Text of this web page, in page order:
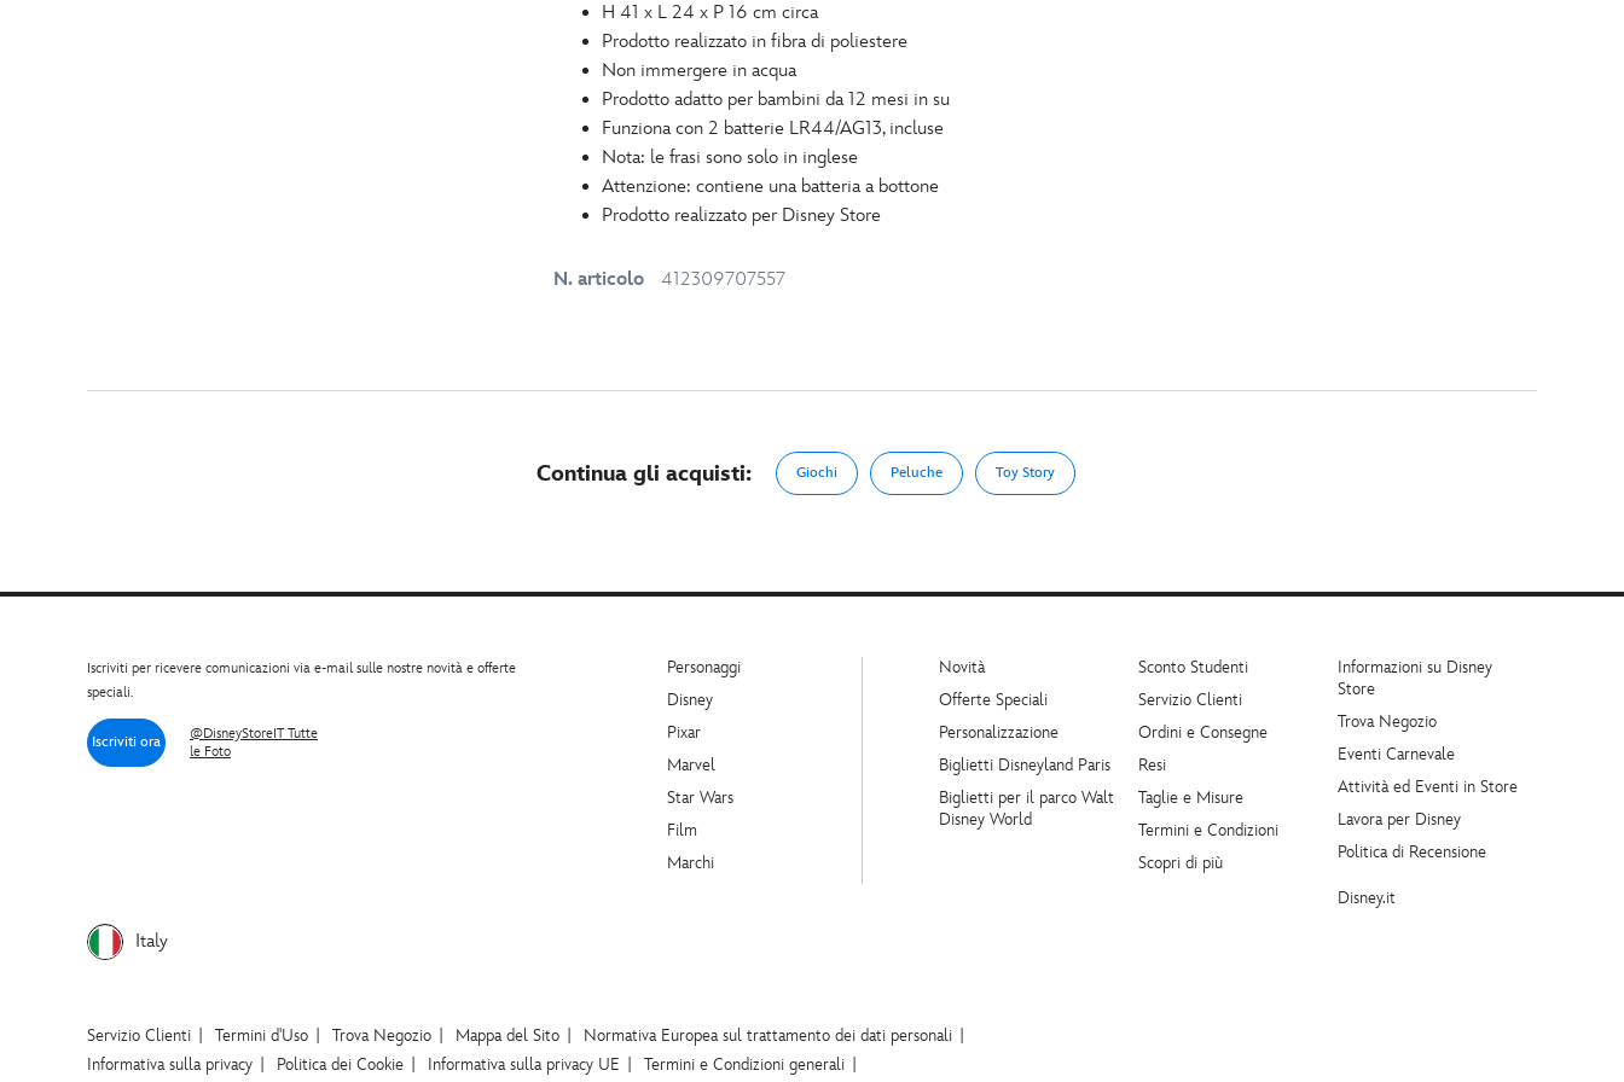
H 41 x L 24 x P 16 cm circa
Prodotto realizzato in fibra di poliestere
Non immergere in acqua
Prodotto adatto per bambini da 12 mesi in su
Funziona con 2 batterie LR44/AG13, incluse
Nota: le frasi sono solo in inglese
Attenzione: contiene una batteria a bottone
Prodotto realizzato per Disney Store
N. articolo 412309707557
Continua gli acquisti: Giochi Peluche Toy Story
Iscriviti per ricevere comunicazioni via e-mail sulle nostre novità e offerte
speciali.
Iscriviti ora
@DisneyStoreIT Tutte
le Foto
Italy
Personaggi
Disney
Pixar
Marvel
Star Wars
Film
Marchi
Novità
Offerte Speciali
Personalizzazione
Biglietti Disneyland Paris
Biglietti per il parco Walt
Disney World
Sconto Studenti
Servizio Clienti
Ordini e Consegne
Resi
Taglie e Misure
Termini e Condizioni
Scopri di più
Informazioni su Disney
Store
Trova Negozio
Eventi Carnevale
Attività ed Eventi in Store
Lavora per Disney
Politica di Recensione
Disney.it
Servizio Clienti Termini d'Uso Trova Negozio Mappa del Sito
Normativa Europea sul trattamento dei dati personali
Informativa sulla privacy
Politica dei Cookie Informativa sulla privacy UE Termini e Condizioni generali